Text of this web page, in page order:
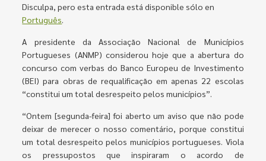
Disculpa, pero esta entrada está disponible sólo en
Português.
A presidente da Associação Nacional de Municípios
Portugueses (ANMP) considerou hoje que a abertura do
concurso com verbas do Banco Europeu de Investimento
(BEI) para obras de requalificação em apenas 22 escolas
“constitui um total desrespeito pelos municípios”.
“Ontem [segunda-feira] foi aberto um aviso que não pode
deixar de merecer o nosso comentário, porque constitui
um total desrespeito pelos municípios portugueses. Viola
os pressupostos que inspiraram o acordo de